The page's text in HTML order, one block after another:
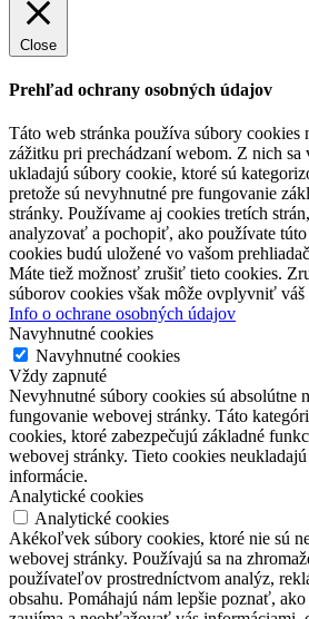
Close
Prehľad ochrany osobných údajov
Táto web stránka používa súbory cookies
zážitku pri prechádzaní webom. Z nich sa
ukladajú súbory cookie, ktoré sú
pretože sú nevyhnutné pre fungovanie
stránky. Používame aj cookies tretích
analyzovať a pochopiť, ako používate
cookies budú uložené vo vašom
Máte tiež možnosť zrušiť tieto cookies.
súborov cookies však môže ovplyvniť váš
Info o ochrane osobných údajov
Navyhnutné cookies
Navyhnutné cookies
Vždy zapnuté
Nevyhnutné súbory cookies sú absolútne
fungovanie webovej stránky. Táto
cookies, ktoré zabezpečujú základné
webovej stránky. Tieto cookies
informácie.
Analytické cookies
Analytické cookies
Akékoľvek súbory cookies, ktoré nie sú
webovej stránky. Používajú sa na
používateľov prostredníctvom analýz,
obsahu. Pomáhajú nám lepšie poznať,